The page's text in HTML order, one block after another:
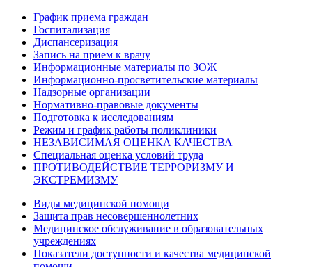
График приема граждан
Госпитализация
Диспансеризация
Запись на прием к врачу
Информационные материалы по ЗОЖ
Информационно-просветительские материалы
Надзорные организации
Нормативно-правовые документы
Подготовка к исследованиям
Режим и график работы поликлиники
НЕЗАВИСИМАЯ ОЦЕНКА КАЧЕСТВА
Специальная оценка условий труда
ПРОТИВОДЕЙСТВИЕ ТЕРРОРИЗМУ И
ЭКСТРЕМИЗМУ
Виды медицинской помощи
Защита прав несовершеннолетних
Медицинское обслуживание в образовательных
учреждениях
Показатели доступности и качества медицинской